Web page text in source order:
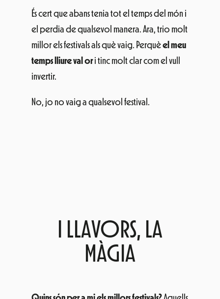
el perdia de qualsevol manera. Ara, trio molt
millor els festivals als què vaig. Perquè
temps lliure val or
i tinc molt clar com el vull
No, jo no vaig a qualsevol festival.
que puc gaudir amb amics o en família.
Aquells on puc elegir latranquil·litat
menjar en un foodtruck o l’adrenalina